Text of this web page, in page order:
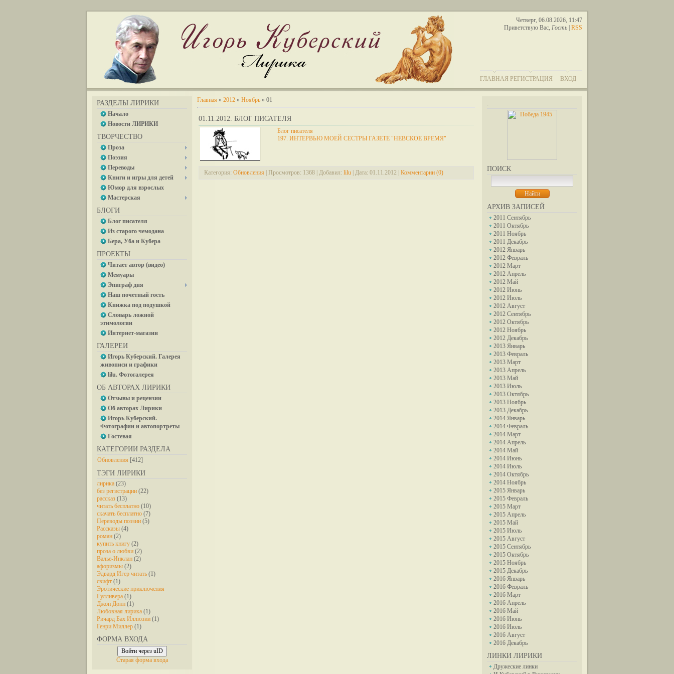
Четверг, 06.08.2026, 11:47
Приветствую Вас, Гость RSS
ГЛАВНАЯ РЕГИСТРАЦИЯ ВХОД
РАЗДЕЛЫ ЛИРИКИ
Начало
Новости ЛИРИКИ
ТВОРЧЕСТВО
Проза
Поэзия
Переводы
Книги и игры для детей
Юмор для взрослых
Мастерская
БЛОГИ
Блог писателя
Из старого чемодана
Бера, Уба и Кубера
ПРОЕКТЫ
Читает автор (видео)
Мемуары
Эпиграф дня
Наш почетный гость
Книжка под подушкой
Словарь ложной
этимологии
Интернет-магазин
ГАЛЕРЕИ
Игорь Куберский. Галерея
живописи и графики
lilu. Фотогалерея
ОБ АВТОРАХ ЛИРИКИ
Отзывы и рецензии
Об авторах Лирики
Игорь Куберский.
Фотографии и автопортреты
Гостевая
КАТЕГОРИИ РАЗДЕЛА
Обновления [412]
ТЭГИ ЛИРИКИ
лирика (23)
без регистрации (22)
рассказ (13)
читать бесплатно (10)
скачать бесплатно (7)
Переводы поэзии (5)
Рассказы (4)
роман (2)
купить книгу (2)
проза о любви (2)
Валье-Инклан (2)
афоризмы (2)
Эдвард Игер читать (1)
свифт (1)
Эротические приключения
Гулливера (1)
Джон Донн (1)
Любовная лирика (1)
Ричард Бах Иллюзии (1)
Генри Миллер (1)
ФОРМА ВХОДА
Войти через uID
Старая форма входа
.
ПОИСК
АРХИВ ЗАПИСЕЙ
2011 Сентябрь
2011 Октябрь
2011 Ноябрь
2011 Декабрь
2012 Январь
2012 Февраль
2012 Март
2012 Апрель
2012 Май
2012 Июнь
2012 Июль
2012 Август
2012 Сентябрь
2012 Октябрь
2012 Ноябрь
2012 Декабрь
2013 Январь
2013 Февраль
2013 Март
2013 Апрель
2013 Май
2013 Июль
2013 Октябрь
2013 Ноябрь
2013 Декабрь
2014 Январь
2014 Февраль
2014 Март
2014 Апрель
2014 Май
2014 Июнь
2014 Июль
2014 Октябрь
2014 Ноябрь
2015 Январь
2015 Февраль
2015 Март
2015 Апрель
2015 Май
2015 Июль
2015 Август
2015 Сентябрь
2015 Октябрь
2015 Ноябрь
2015 Декабрь
2016 Январь
2016 Февраль
2016 Март
2016 Апрель
2016 Май
2016 Июнь
2016 Июль
2016 Август
2016 Декабрь
ЛИНКИ ЛИРИКИ
Дружеские линки
Главная » 2012 » Ноябрь » 01
01.11.2012. БЛОГ ПИСАТЕЛЯ
Блог писателя
197. ИНТЕРВЬЮ МОЕЙ СЕСТРЫ ГАЗЕТЕ "НЕВСКОЕ ВРЕМЯ"
Категория: Обновления Просмотров: 1368 Добавил: lilu Дата: 01.11.2012 Комментарии (0)